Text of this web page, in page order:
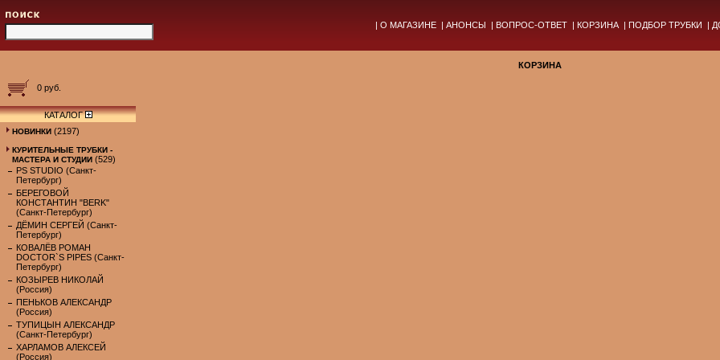
| О МАГАЗИНЕ | АНОНСЫ | ВОПРОС-ОТВЕТ | КОРЗИНА | ПОДБОР ТРУБКИ |
КОРЗИНА
0 руб.
КАТАЛОГ
НОВИНКИ (2197)
КУРИТЕЛЬНЫЕ ТРУБКИ -
МАСТЕРА И СТУДИИ (529)
PS STUDIO (Санкт-
Петербург)
БЕРЕГОВОЙ
КОНСТАНТИН "BERK"
(Санкт-Петербург)
ДЁМИН СЕРГЕЙ (Санкт-
Петербург)
КОВАЛЁВ РОМАН
DOCTOR`S PIPES (Санкт-
Петербург)
КОЗЫРЕВ НИКОЛАЙ
(Россия)
ПЕНЬКОВ АЛЕКСАНДР
(Россия)
ТУПИЦЫН АЛЕКСАНДР
(Санкт-Петербург)
ХАРЛАМОВ АЛЕКСЕЙ
(Россия)